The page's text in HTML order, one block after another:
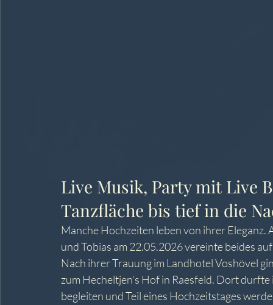
Live Musik, Party mit Live
Tanzfläche bis tief in die
Manche Hochzeiten leben von ihrer
und Tobias am 22.05.2026 vereinte beides
Nach ihrer Trauung im Landhotel Voshövel
zum Hecheltjen's Hof in Raesfeld. Dort
begleiten und Teil eines Hochzeitstages